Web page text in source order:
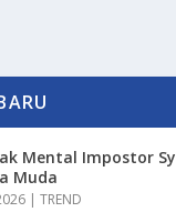
Mental Impostor
Muda
|TREND